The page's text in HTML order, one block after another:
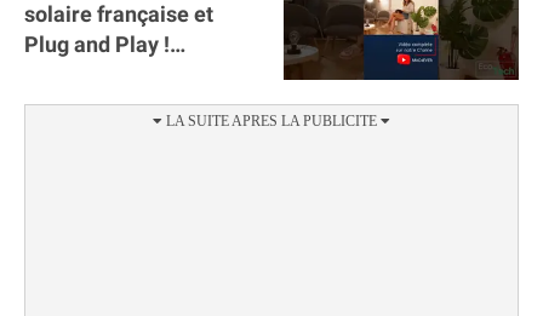
solaire française et
Plug and Play !
#batterie @gosunology